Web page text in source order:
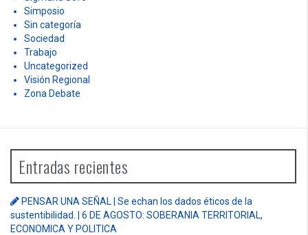
Simposio
Sin categoría
Sociedad
Trabajo
Uncategorized
Visión Regional
Zona Debate
Entradas recientes
PENSAR UNA SEÑAL | Se echan los dados éticos de la
sustentibilidad. | 6 DE AGOSTO: SOBERANIA TERRITORIAL,
ECONOMICA Y POLITICA